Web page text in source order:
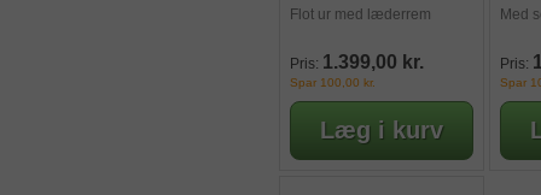
Flot ur med læderrem
Pris: 1.399,00 kr.
Spar 100,00 kr.
Med
Pris:
Spar